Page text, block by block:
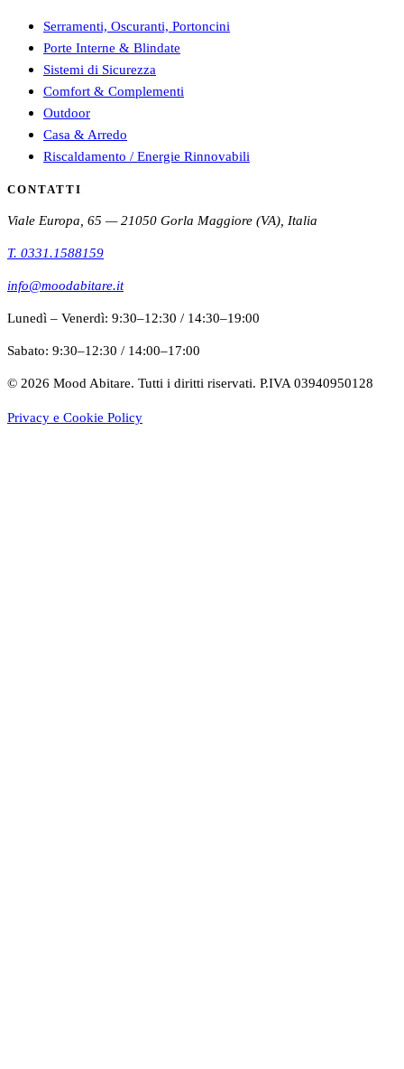
Serramenti, Oscuranti, Portoncini
Porte Interne & Blindate
Sistemi di Sicurezza
Comfort & Complementi
Outdoor
Casa & Arredo
Riscaldamento / Energie Rinnovabili
CONTATTI
Viale Europa, 65 — 21050 Gorla Maggiore (VA), Italia
T. 0331.1588159
info@moodabitare.it
Lunedì – Venerdì: 9:30–12:30 / 14:30–19:00
Sabato: 9:30–12:30 / 14:00–17:00
© 2026 Mood Abitare. Tutti i diritti riservati. P.IVA 03940950128
Privacy e Cookie Policy